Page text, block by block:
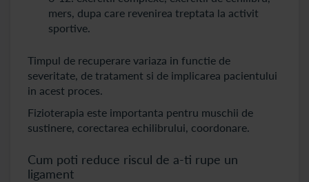
mers, dupa care revenirea treptata la activit
sportive.
Timpul de recuperare variaza in functie de
severitate, de tratament si de implicarea pacientului
in acest proces.
Fizioterapia este importanta pentru muschii de
sustinere, corectarea echilibrului, coordonare.
Cum poti reduce riscul de a-ti rupe un
ligament